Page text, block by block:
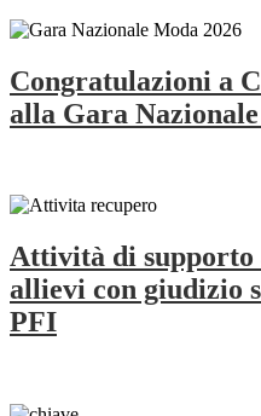
Congratulazioni a
alla Gara
Attività di supporto
allievi con giudizio
PFI